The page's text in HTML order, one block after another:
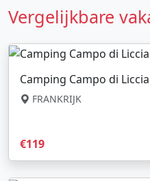
Vergelijkbare
Camping Campo di Liccia
FRANKRIJK
€119